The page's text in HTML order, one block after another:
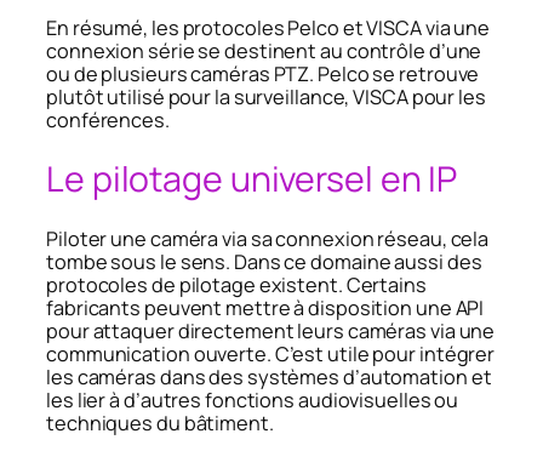
En résumé, les protocoles Pelco et VISCA via une
connexion série se destinent au contrôle d’une
ou de plusieurs caméras PTZ. Pelco se retrouve
plutôt utilisé pour la surveillance, VISCA pour les
conférences.
Le pilotage universel en IP
Piloter une caméra via sa connexion réseau, cela
tombe sous le sens. Dans ce domaine aussi des
protocoles de pilotage existent. Certains
fabricants peuvent mettre à disposition une API
pour attaquer directement leurs caméras via une
communication ouverte. C’est utile pour intégrer
les caméras dans des systèmes d’automation et
les lier à d’autres fonctions audiovisuelles ou
techniques du bâtiment.